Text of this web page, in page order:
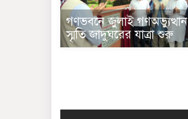
গণভবনে জুলাই গণঅভ্যুত্থান
স্মৃতি জাদুঘরের যাত্রা শুরু